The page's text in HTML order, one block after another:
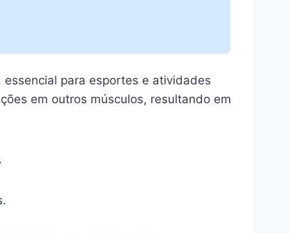
para esportes e atividades
em outros músculos, resultando em